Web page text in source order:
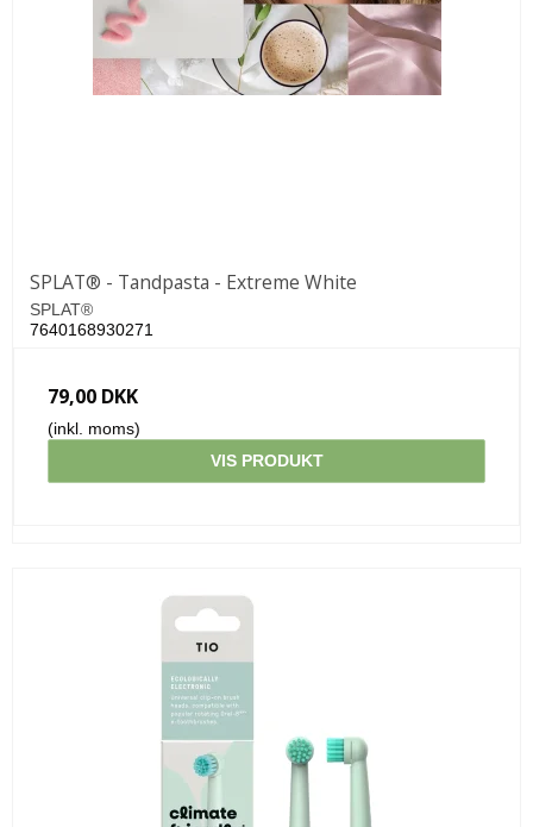
SPLAT® - Tandpasta - Extreme White
SPLAT®
7640168930271
79,00 DKK
(inkl. moms)
VIS PRODUKT